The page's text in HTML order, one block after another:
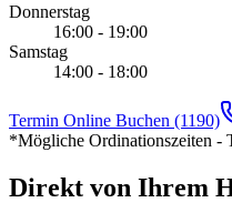
Donnerstag
16:00 - 19:00
Samstag
14:00 - 18:00
Termin Online Buchen (1190)
*Mögliche Ordinationszeiten -
Direkt von Ihrem